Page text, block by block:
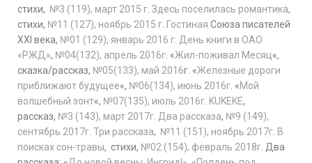
стихи, №3 (119), март 2015 г Здесь поселилась романтика,
стихи, №11 (127), ноябрь 2015 г Гостиная Союза писателей
XXI века, №01 (129), январь 2016 г. День книги в ОАО
«РЖД», №04(132), апрель 2016г . «Жил-поживал Месяц«,
сказка/рассказ, №05(133), май 2016г. «Железные дороги
приближают будущее«, №06(134), июнь 2016г . «Мой
волшебный зонт«, №07(135), июль 2016г KUKEKE,
рассказ, №3 (143), март 2017г Два рассказа, №9 (149),
сентябрь 2017г. Три рассказа, №11 (151), ноябрь 2017г В
поисках сон-травы, стихи, №02 (154), февраль 2018г. Два